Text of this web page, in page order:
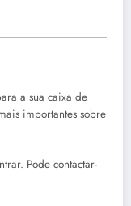
a sua caixa de
importantes sobre
Pode contactar-